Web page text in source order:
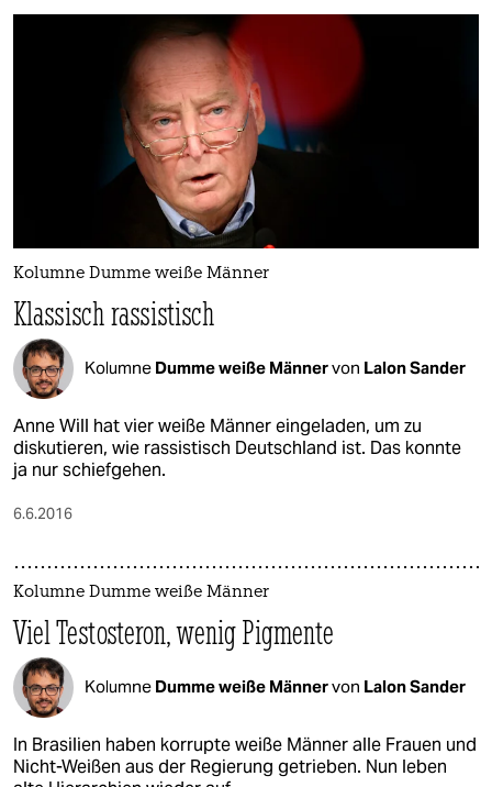
Kolumne Dumme weiße Männer
Klassisch rassistisch
Kolumne Dumme weiße Männervon Lalon Sander
Anne Will hat vier weiße Männer eingeladen, um zu
diskutieren, wie rassistisch Deutschland ist. Das konnte
ja nur schiefgehen.
6.6.2016
Kolumne Dumme weiße Männer
Viel Testosteron, wenig Pigmente
Kolumne Dumme weiße Männervon Lalon Sander
In Brasilien haben korrupte weiße Männer alle Frauen und
Nicht-Weißen aus der Regierung getrieben. Nun leben